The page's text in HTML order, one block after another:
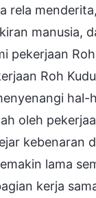
rela
manusia,
pekerjaan
Roh
hal-
oleh
kebenaran
lama
kerja